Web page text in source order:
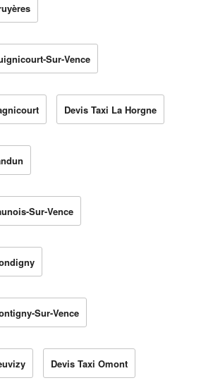
Sur-Vence
Devis Taxi La Horgne
Sur-Vence
Sur-Vence
Devis Taxi Omont